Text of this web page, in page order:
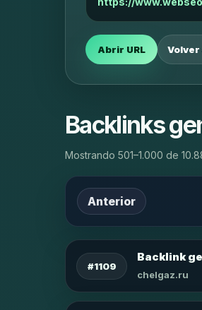
Abrir URL Volver
Backlinks
Mostrando 501–1.000 de
Anterior
#1109
Backlink
chelgaz.ru